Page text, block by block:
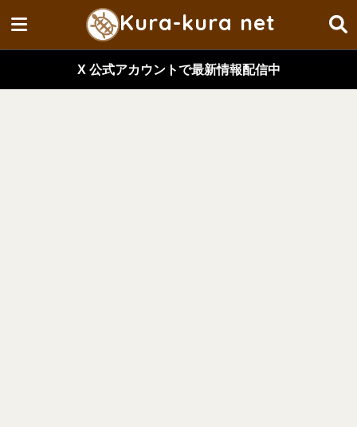
Kura-kura net
X 公式アカウントで最新情報配信中